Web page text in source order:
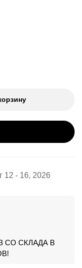
12 - 16, 2026
СО СКЛАДА В